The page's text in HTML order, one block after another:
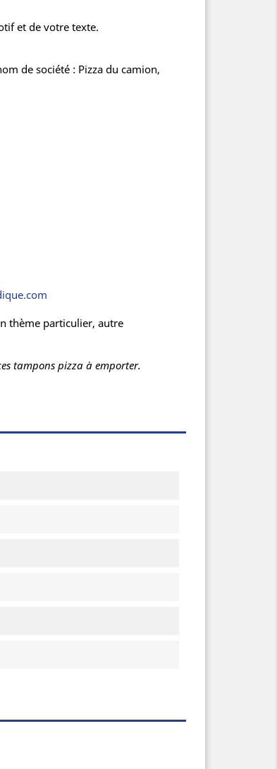
et de votre texte.
de société : Pizza du camion,
thème particulier, autre
tampons pizza à emporter.